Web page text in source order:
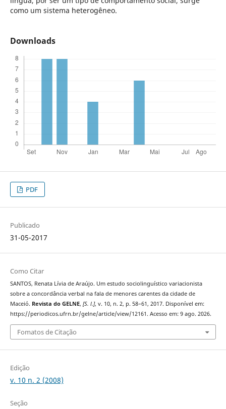
como um sistema heterogêneo.
Downloads
PDF
Publicado
31-05-2017
Como Citar
SANTOS, Renata Lívia de Araújo. Um estudo sociolinguístico variacionista
sobre a concordância verbal na fala de menores carentes da cidade de
Maceió. Revista do GELNE, [S. l.], v. 10, n. 2, p. 58–61, 2017. Disponível em:
https://periodicos.ufrn.br/gelne/article/view/12161. Acesso em: 9 ago. 2026.
Fomatos de Citação
Edição
v. 10 n. 2 (2008)
Seção